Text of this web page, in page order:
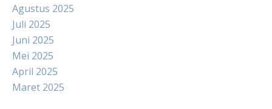
Agustus 2025
Juli 2025
Juni 2025
Mei 2025
April 2025
Maret 2025